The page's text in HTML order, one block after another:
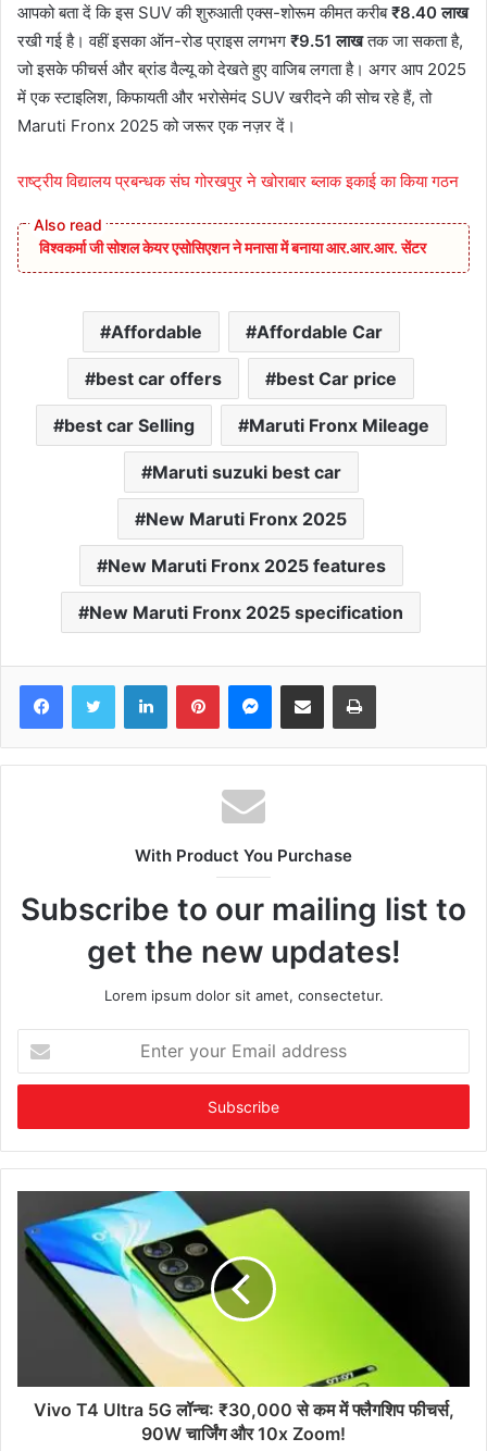
आपको बता दें कि इस SUV की शुरुआती एक्स-शोरूम कीमत करीब₹8.40 लाख
रखी गई है। वहीं इसका ऑन-रोड प्राइस लगभग ₹9.51 लाखतक जा सकता है,
जो इसके फीचर्स और ब्रांड वैल्यू को देखते हुए वाजिब लगता है। अगर आप 2025
में एक स्टाइलिश, किफायती और भरोसेमंद SUV खरीदने की सोच रहे हैं, तो
Maruti Fronx 2025 को जरूर एक नज़र दें।
राष्ट्रीय विद्यालय प्रबन्धक संघ गोरखपुर ने खोराबार ब्लाक इकाई का किया गठन
विश्वकर्मा जी सोशल केयर एसोसिएशन ने मनासा में बनाया आर.आर.आर. सेंटर
Affordable Affordable Car
best car offers best Car price
best car Selling Maruti Fronx Mileage
Maruti suzuki best car
New Maruti Fronx 2025
New Maruti Fronx 2025 features
New Maruti Fronx 2025 specification
FacebookTwitter LinkedInPinterestMessenger
Share via Email Print
With Product You Purchase
Subscribe to our mailing list to
get the new updates!
Lorem ipsum dolor sit amet, consectetur.
your
Email
Vivo T4 Ultra 5G लॉन्च: ₹30,000 से कम में फ्लैगशिप फीचर्स,
90W चार्जिंग और 10x Zoom!